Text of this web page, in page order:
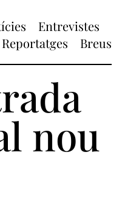
Entrevistes
Reportatges
Breus
nou